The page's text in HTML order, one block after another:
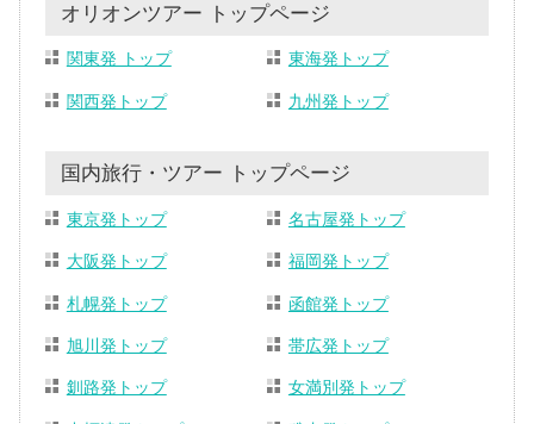
オリオンツアー トップページ
関東発 トップ 東海発トップ
関西発トップ 九州発トップ
国内旅行・ツアー トップページ
東京発トップ 名古屋発トップ
大阪発トップ 福岡発トップ
札幌発トップ 函館発トップ
旭川発トップ 帯広発トップ
釧路発トップ 女満別発トップ